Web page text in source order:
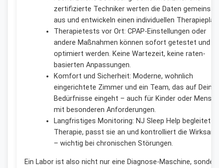
zertifizierte Techniker werten die Daten
aus und entwickeln einen individuellen Therapieplan.
Therapietests vor Ort: CPAP-Einstellungen oder
andere Maßnahmen können sofort getestet und
optimiert werden. Keine Wartezeit, keine raten-
basierten Anpassungen.
Komfort und Sicherheit: Moderne, wohnlich
eingerichtete Zimmer und ein Team, das auf Deine
Bedürfnisse eingeht – auch für Kinder oder
mit besonderen Anforderungen.
Langfristiges Monitoring: NJ Sleep Help begleitet
Therapie, passt sie an und kontrolliert die
– wichtig bei chronischen Störungen.
Ein Labor ist also nicht nur eine Diagnose-Maschine,